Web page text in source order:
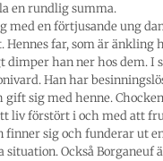
en rundlig summa.
med en förtjusande ung
far, som är änkling
dimper han ner hos dem. I
Han har
gift sig med henne.
liv förstört i och med att
finner sig och funderar ut
situation. Också Borganeuf